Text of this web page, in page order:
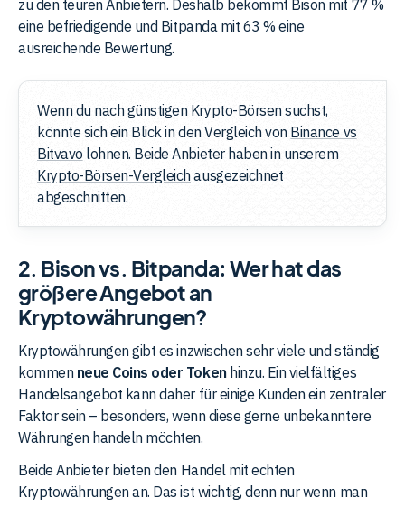
zu den teuren Anbietern. Deshalb bekommt Bison mit 77 %
eine befriedigende und Bitpanda mit 63 % eine
ausreichende Bewertung.
Wenn du nach günstigen Krypto-Börsen suchst,
könnte sich ein Blick in den Vergleich von Binance vs
Bitvavo lohnen. Beide Anbieter haben in unserem
Krypto-Börsen-Vergleichausgezeichnet
abgeschnitten.
2. Bison vs. Bitpanda: Wer hat das
größere Angebot an
Kryptowährungen?
Kryptowährungen gibt es inzwischen sehr viele und ständig
kommen neue Coins oder Tokenhinzu. Ein vielfältiges
Handelsangebot kann daher für einige Kunden ein zentraler
Faktor sein – besonders, wenn diese gerne unbekanntere
Währungen handeln möchten.
Beide Anbieter bieten den Handel mit echten
Kryptowährungen an. Das ist wichtig, denn nur wenn man